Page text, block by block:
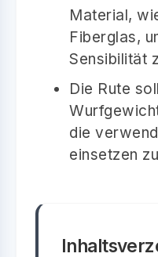
Material,
Fiberglas,
Sensibilität
Die Rute
die
einsetzen